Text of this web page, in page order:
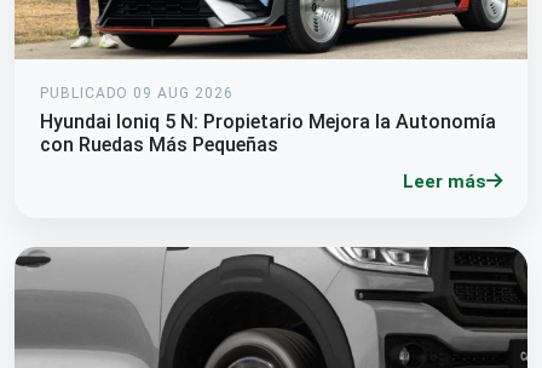
PUBLICADO 09 AUG 2026
Hyundai Ioniq 5 N: Propietario Mejora la Autonomía
con Ruedas Más Pequeñas
Leer más